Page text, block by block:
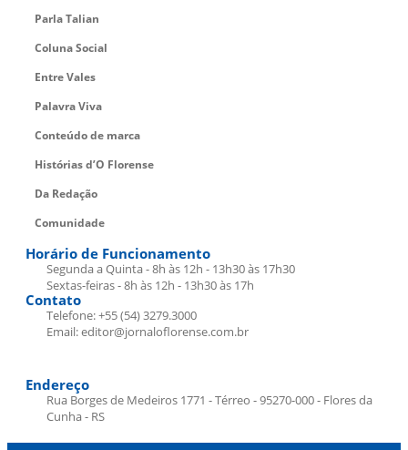
Parla Talian
Coluna Social
Entre Vales
Palavra Viva
Conteúdo de marca
Histórias d’O Florense
Da Redação
Comunidade
Horário de Funcionamento
Segunda a Quinta - 8h às 12h - 13h30 às 17h30
Sextas-feiras - 8h às 12h - 13h30 às 17h
Contato
Telefone: +55 (54) 3279.3000
Email: editor@jornaloflorense.com.br
Endereço
Rua Borges de Medeiros 1771 - Térreo - 95270-000 - Flores da
Cunha - RS